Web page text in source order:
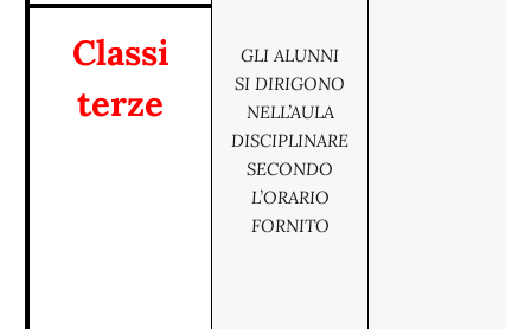
GLI ALUNNI
SI DIRIGONO
NELL’AULA
DISCIPLINARE
SECONDO
L’ORARIO
FORNITO
Classi
terze